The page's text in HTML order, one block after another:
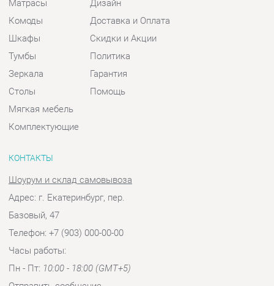
Мягкая мебель
Комплектующие
КОНТАКТЫ
Шоурум и склад самовывоза
Адрес: г. Екатеринбург, пер.
Базовый, 47
Телефон: +7 (903) 000-00-00
Пн - Пт:10:00 - 18:00 (GMT+5)
Отправить сообщение